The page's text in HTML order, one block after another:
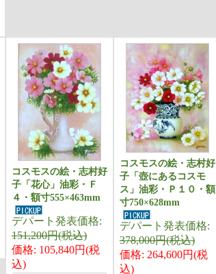
コスモスの絵・志村好
子「花心」油彩・Ｆ
４・額寸555×463mm
デパート発表価格:
151,200円(税込)
価格: 105,840円(税
込)
コスモスの絵・志村好
子「壺にあるコスモ
ス」油彩・Ｐ１０・額
寸750×628mm
デパート発表価格:
378,000円(税込)
価格: 264,600円(税
込)